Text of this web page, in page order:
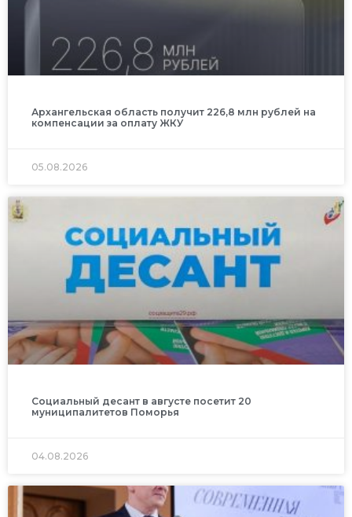
Архангельская область получит 226,8 млн рублей на
компенсации за оплату ЖКУ
05.08.2026
Социальный десант в августе посетит 20
муниципалитетов Поморья
04.08.2026